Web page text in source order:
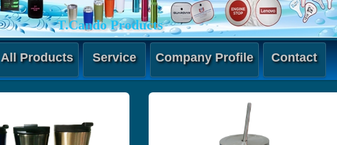
T.Cando Products
All Products Service Company Profile Contact
flask vacuum
กระติก
กระบอกน้ำ
flask vacuum